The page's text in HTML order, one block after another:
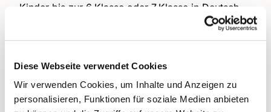
Diese Webseite verwendet Cookies
Wir verwenden Cookies, um Inhalte und Anzeigen zu
personalisieren, Funktionen für soziale Medien anbieten
Kinder bis zur 6.Klasse oder 7.Klasse in Deutsch,
Bitte melden bei Heike Kröger Benne per
WhatsApp oder SMS
01575-4124399